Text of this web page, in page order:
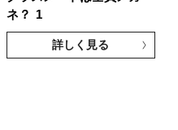
ネ？
1
詳しく見る